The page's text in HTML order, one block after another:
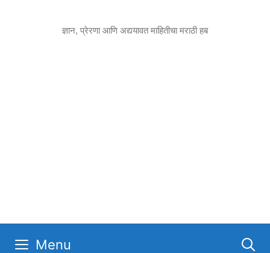
ज्ञान, प्रेरणा आणि अद्ययावत माहितीचा मराठी हब
Menu